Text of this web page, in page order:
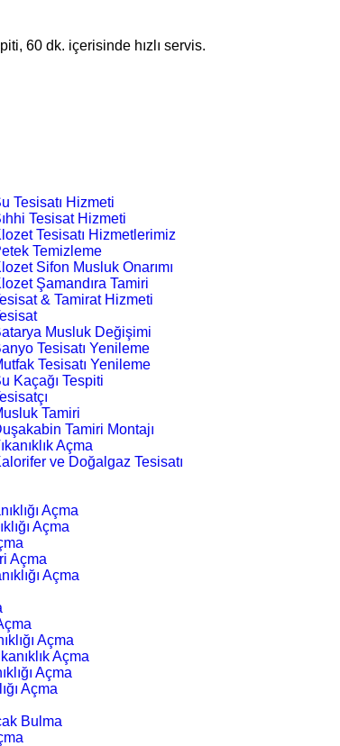
60 dk. içerisinde hızlı servis.
Tesisatı Hizmeti
Tesisat Hizmeti
Tesisatı Hizmetlerimiz
Temizleme
Sifon Musluk Onarımı
Şamandıra Tamiri
& Tamirat Hizmeti
Musluk Değişimi
Tesisatı Yenileme
Tesisatı Yenileme
Kaçağı Tespiti
Tamiri
Tamiri Montajı
Açma
ve Doğalgaz Tesisatı
Açma
Açma
Açma
Açma
Açma
Açma
Açma
Açma
Bulma